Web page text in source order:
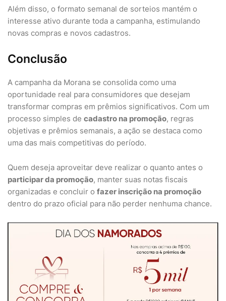
Além disso, o formato semanal de sorteios mantém o
interesse ativo durante toda a campanha, estimulando
novas compras e novos cadastros.
Conclusão
A campanha da Morana se consolida como uma
oportunidade real para consumidores que desejam
transformar compras em prêmios significativos. Com um
processo simples de cadastro na promoção, regras
objetivas e prêmios semanais, a ação se destaca como
uma das mais competitivas do período.
Quem deseja aproveitar deve realizar o quanto antes o
participar da promoção, manter suas notas fiscais
organizadas e concluir o fazer inscrição na promoção
dentro do prazo oficial para não perder nenhuma chance.